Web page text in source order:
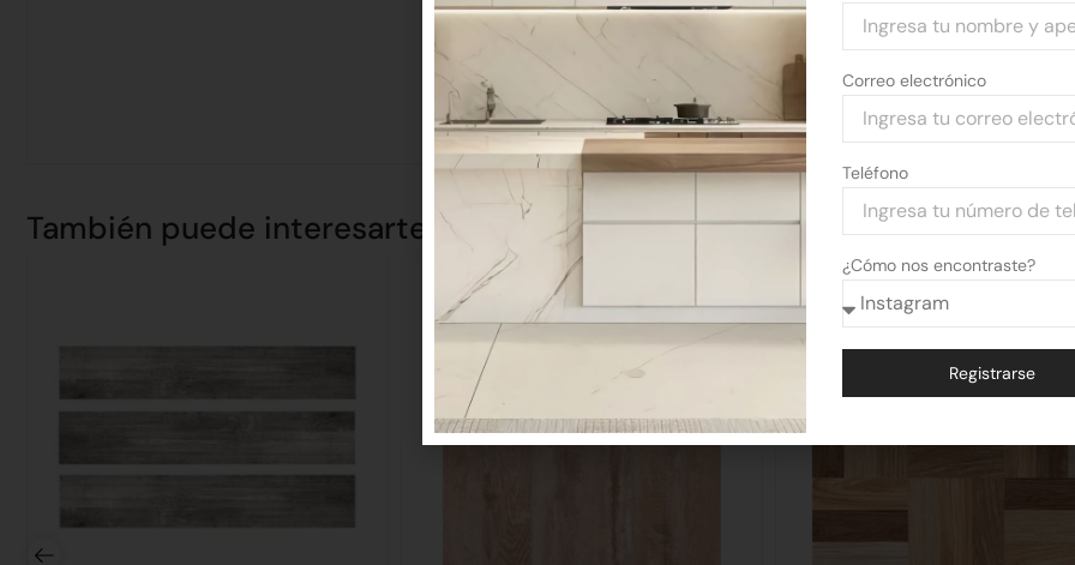
También puede interesarte
Correo electrónico
Teléfono
¿Cómo nos encontraste?
Registrarse